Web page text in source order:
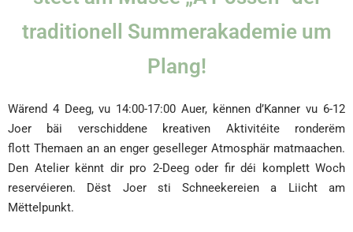
traditionell Summerakademie um
Plang!
Wärend 4 Deeg, vu 14:00-17:00 Auer, kënnen d’Kanner vu 6-12
Joer bäi verschiddene kreativen Aktivitéite ronderëm
flott Themaen an an enger geselleger Atmosphär matmaachen.
Den Atelier kënnt dir pro 2-Deeg oder fir déi komplett Woch
reservéieren. Dëst Joer sti Schneekereien a Liicht am
Mëttelpunkt.